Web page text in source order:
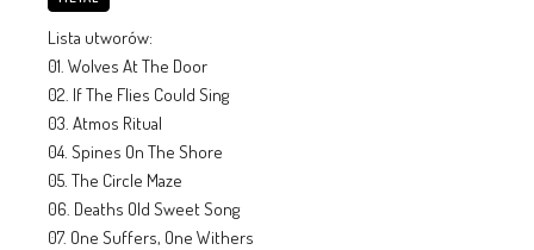
Lista utworów:
01. Wolves At The Door
02. If The Flies Could Sing
03. Atmos Ritual
04. Spines On The Shore
05. The Circle Maze
06. Deaths Old Sweet Song
07. One Suffers, One Withers